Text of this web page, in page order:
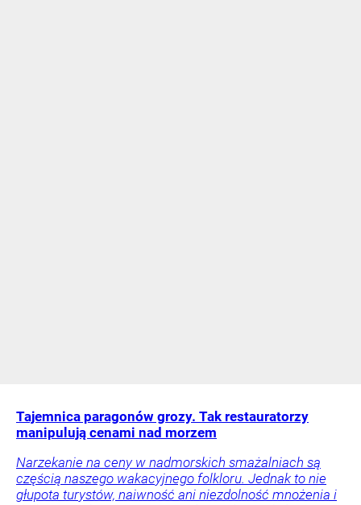
Tajemnica paragonów grozy. Tak restauratorzy
manipulują cenami nad morzem
Narzekanie na ceny w nadmorskich smażalniach są
częścią naszego wakacyjnego folkloru. Jednak to nie
głupota turystów, naiwność ani niezdolność mnożenia i